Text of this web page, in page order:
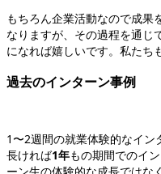
もちろん企業活動なので成果
なりますが、その過程を通じ
になれば嬉しいです。私たち
過去のインターン事例
1〜2週間の就業体験的なイン
長ければ1年もの期間でのイ